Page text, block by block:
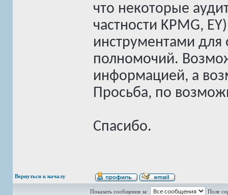
что некоторые
частности KPMG,
инструментами для
полномочий.
информацией, а
Просьба, по
Спасибо.
Вернуться к началу
Показать сообщения за: Поле